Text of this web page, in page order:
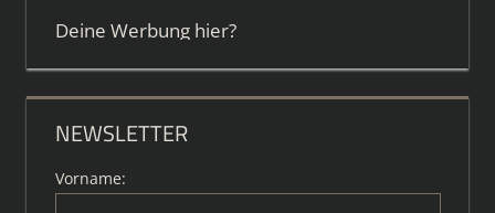
Deine Werbung hier?
NEWSLETTER
Vorname: